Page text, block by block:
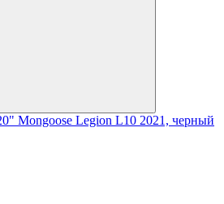
Mongoose Legion L10 2021, черный